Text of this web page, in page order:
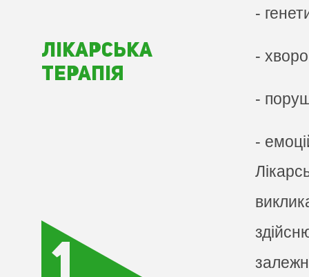
-
-
-
-
Лiкарська
терапiя